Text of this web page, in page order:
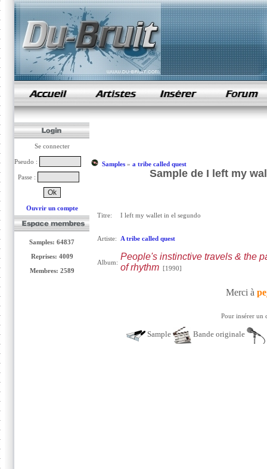
samples de rap
Se connecter
Pseudo :
Passe :
Ouvrir un compte
Samples: 64837
Reprises: 4009
Membres: 2589
Samples» a tribe called quest
Sample de I left my
Titre: I left my wallet in el segundo
Artiste: A tribe called quest
Album:
People's instinctive travels & the
of rhythm[1990]
Merci à
Pour insérer un
Sample Bande originale